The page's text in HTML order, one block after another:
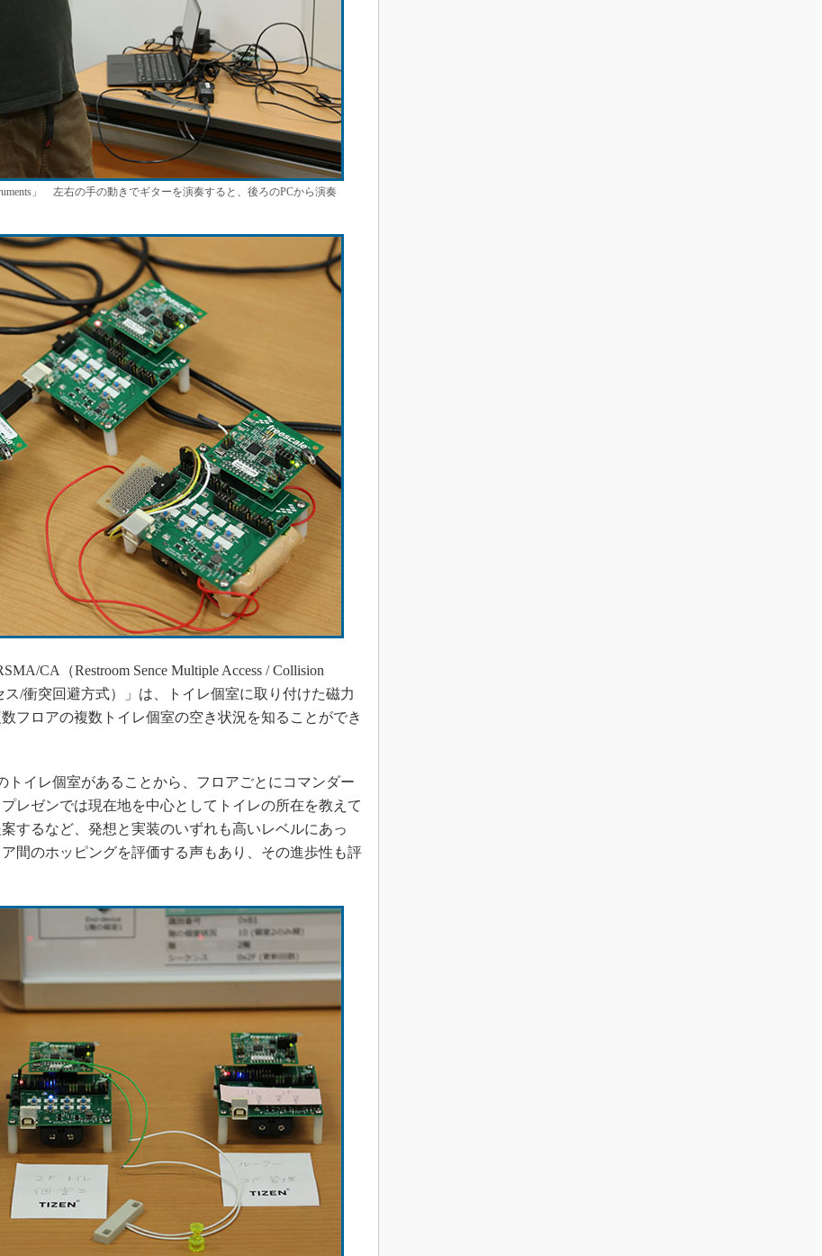
」 左右の手の動きでギターを演奏すると、後ろのPCから演奏
CA（Restroom Sence Multiple Access / Collision
/衝突回避方式）」は、トイレ個室に取り付けた磁力
フロアの複数トイレ個室の空き状況を知ることができ
イレ個室があることから、フロアごとにコマンダー
レゼンでは現在地を中心としてトイレの所在を教えて
するなど、発想と実装のいずれも高いレベルにあっ
間のホッピングを評価する声もあり、その進歩性も評